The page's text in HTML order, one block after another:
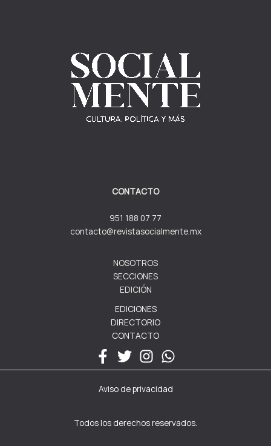
CONTACTO
951 188 07 77
contacto@revistasocialmente.mx
NOSOTROS
SECCIONES
EDICIÓN
EDICIONES
DIRECTORIO
CONTACTO
Aviso de privacidad
Todos los derechos reservados.